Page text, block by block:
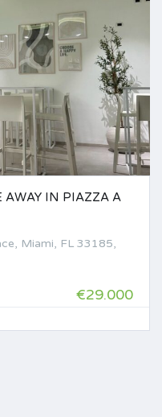
AWAY IN PIAZZA A
Miami, FL 33185,
€29.000